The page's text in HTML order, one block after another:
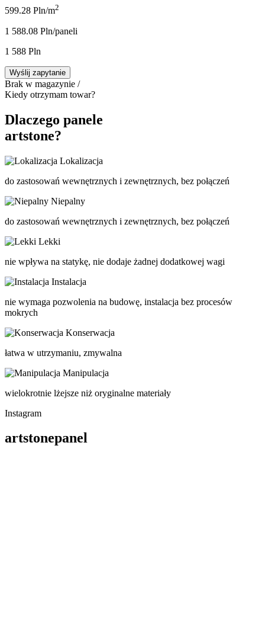
599.28 Pln/m2
1 588.08 Pln/paneli
1 588 Pln
Wyślij zapytanie
Brak w magazynie /
Kiedy otrzymam towar?
Dlaczego panele
artstone?
Lokalizacja
do zastosowań wewnętrznych i zewnętrznych, bez połączeń
Niepalny
do zastosowań wewnętrznych i zewnętrznych, bez połączeń
Lekki
nie wpływa na statykę, nie dodaje żadnej dodatkowej wagi
Instalacja
nie wymaga pozwolenia na budowę, instalacja bez procesów
mokrych
Konserwacja
łatwa w utrzymaniu, zmywalna
Manipulacja
wielokrotnie lżejsze niż oryginalne materiały
Instagram
artstonepanel